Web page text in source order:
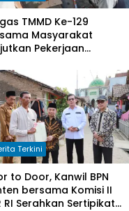
TMMD Ke-129
Masyarakat
Pekerjaan
di Desa Umbele
Terkini
to Door, Kanwil BPN
bersama Komisi II
RI Serahkan Sertipikat